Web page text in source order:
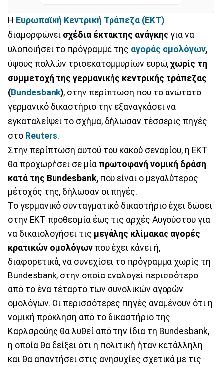
Η Ευρωπαϊκή Κεντρική Τράπεζα (ΕΚΤ)
διαμορφώνει σχέδια έκτακτης ανάγκης για να
υλοποιήσει το πρόγραμμά της αγοράς ομολόγων,
ύψους πολλών τρισεκατομμυρίων ευρώ, χωρίς τη
συμμετοχή της γερμανικής κεντρικής τράπεζας
(Bundesbank), στην περίπτωση που το ανώτατο
γερμανικό δικαστήριο την εξαναγκάσει να
εγκαταλείψει το σχήμα, δήλωσαν τέσσερις πηγές
στο Reuters.
Στην περίπτωση αυτού του κακού σεναρίου, η ΕΚΤ
θα προχωρήσει σε μία πρωτοφανή νομική δράση
κατά της Bundesbank, που είναι ο μεγαλύτερος
μέτοχός της, δήλωσαν οι πηγές.
Το γερμανικό συνταγματικό δικαστήριο έχει δώσει
στην ΕΚΤ προθεσμία έως τις αρχές Αυγούστου για
να δικαιολογήσει τις μεγάλης κλίμακας αγορές
κρατικών ομολόγων που έχει κάνει ή,
διαφορετικά, να συνεχίσει το πρόγραμμα χωρίς τη
Bundesbank, στην οποία αναλογεί περισσότερο
από το ένα τέταρτο των συνολικών αγορών
ομολόγων. Οι περισσότερες πηγές αναμένουν ότι η
νομική πρόκληση από το δικαστήριο της
Καρλσρούης θα λυθεί από την ίδια τη Bundesbank,
η οποία θα δείξει ότι η πολιτική ήταν κατάλληλη
και θα απαντήσει στις ανησυχίες σχετικά με τις